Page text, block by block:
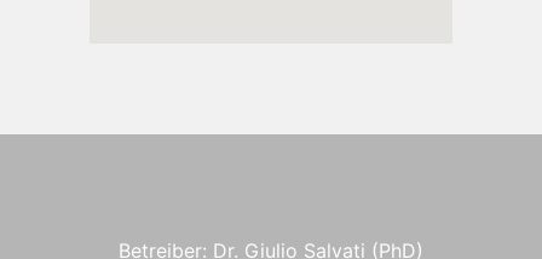
Betreiber: Dr. Giulio Salvati (PhD)